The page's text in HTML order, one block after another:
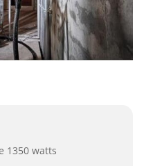
sessions de
travail. Sa
conception bien
équilibrée facilite
la manipulation et
difficiles.
1350 watts